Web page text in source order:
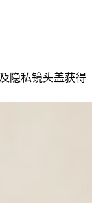
隐私镜头盖获得